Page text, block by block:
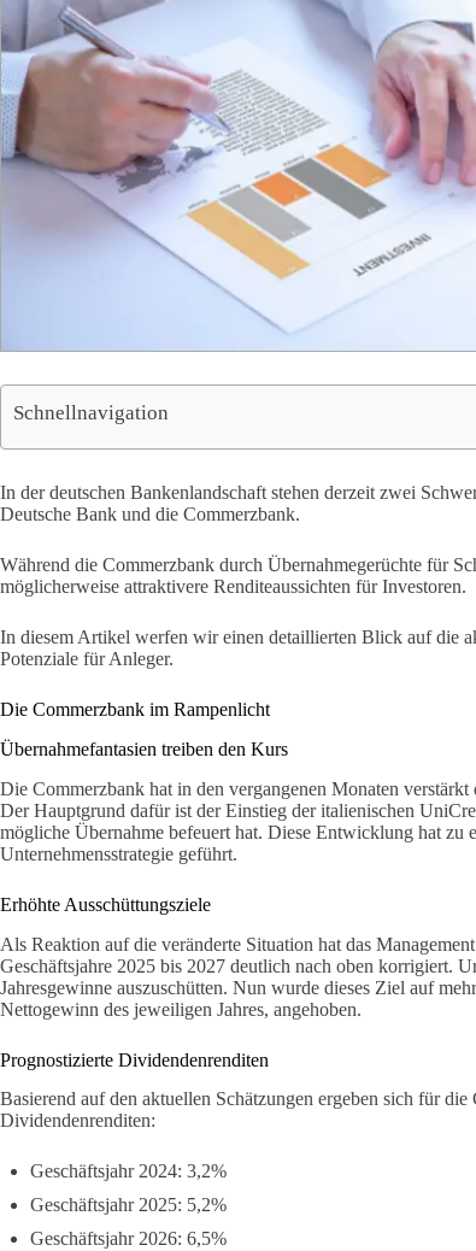
Schnellnavigation
In der deutschen Bankenlandschaft stehen derzeit zwei
Deutsche Bank und die Commerzbank.
Während die Commerzbank durch Übernahmegerüchte für
möglicherweise attraktivere Renditeaussichten für Investoren.
In diesem Artikel werfen wir einen detaillierten Blick auf die
Potenziale für Anleger.
Die Commerzbank im Rampenlicht
Übernahmefantasien treiben den Kurs
Die Commerzbank hat in den vergangenen Monaten
Der Hauptgrund dafür ist der Einstieg der italienischen
mögliche Übernahme befeuert hat. Diese Entwicklung hat
Unternehmensstrategie geführt.
Erhöhte Ausschüttungsziele
Als Reaktion auf die veränderte Situation hat das
Geschäftsjahre 2025 bis 2027 deutlich nach oben korrigiert.
Jahresgewinne auszuschütten. Nun wurde dieses Ziel auf
Nettogewinn des jeweiligen Jahres, angehoben.
Prognostizierte Dividendenrenditen
Basierend auf den aktuellen Schätzungen ergeben sich für
Dividendenrenditen:
Geschäftsjahr 2024: 3,2%
Geschäftsjahr 2025: 5,2%
Geschäftsjahr 2026: 6,5%